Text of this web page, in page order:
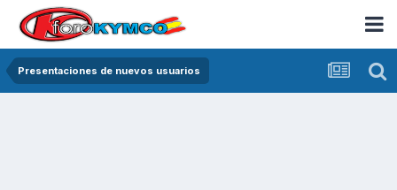
Presentaciones de nuevos usuarios